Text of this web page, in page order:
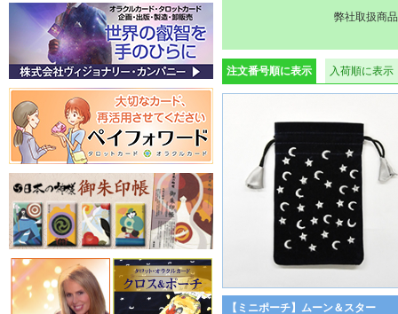
弊社取扱商
注文番号順に表示 入荷順に表示
【ミニポーチ】ムーン＆スター